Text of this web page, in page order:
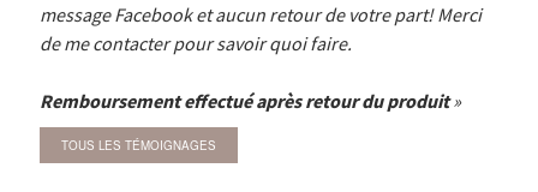
message Facebook et aucun retour de votre part! Merci
de me contacter pour savoir quoi faire.
Remboursement effectué après retour du produit
TOUS LES TÉMOIGNAGES